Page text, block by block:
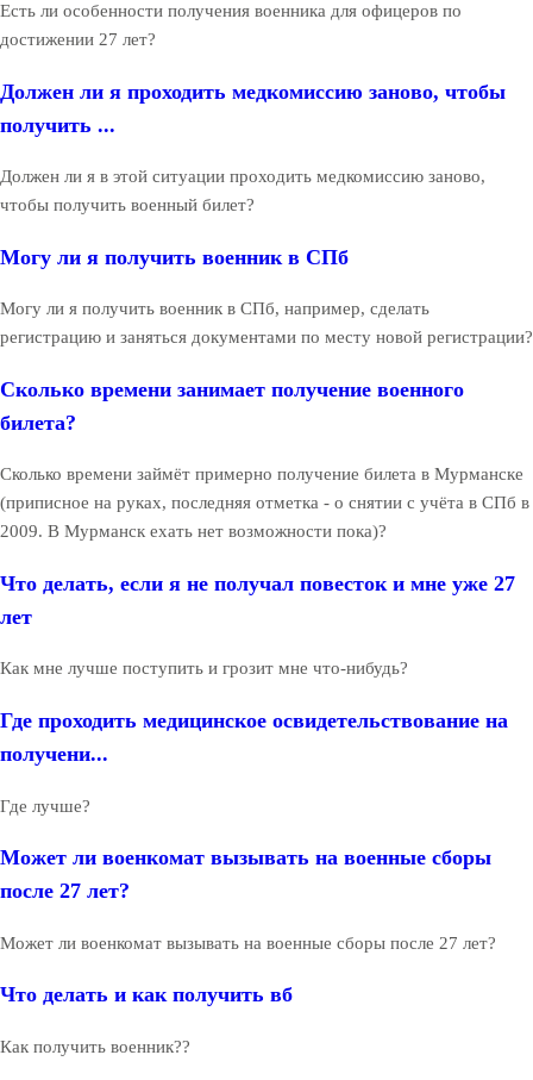
Есть ли особенности получения военника для офицеров по
достижении 27 лет?
Должен ли я проходить медкомиссию заново, чтобы
получить ...
Должен ли я в этой ситуации проходить медкомиссию заново,
чтобы получить военный билет?
Могу ли я получить военник в СПб
Могу ли я получить военник в СПб, например, сделать
регистрацию и заняться документами по месту новой регистрации?
Сколько времени занимает получение военного
билета?
Сколько времени займёт примерно получение билета в Мурманске
(приписное на руках, последняя отметка - о снятии с учёта в СПб в
2009. В Мурманск ехать нет возможности пока)?
Что делать, если я не получал повесток и мне уже 27
лет
Как мне лучше поступить и грозит мне что-нибудь?
Где проходить медицинское освидетельствование на
получени...
Где лучше?
Может ли военкомат вызывать на военные сборы
после 27 лет?
Может ли военкомат вызывать на военные сборы после 27 лет?
Что делать и как получить вб
Как получить военник??